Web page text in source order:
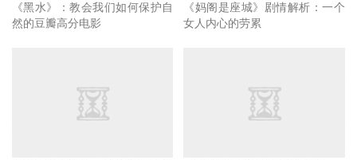
剧情来到了最后，太一和亚古兽在台场海滨旁，阿和和加布
吧？”亚古兽回答：“太一，你真的长大了呢~”另一边加布兽
对阿和说到：“能跟阿和成为伙伴是我最骄傲的事情！”
《黑水》：教会我们如何保护自
然的豆瓣高分电影
《妈阁是座城》剧情解析：一个
女人内心的劳累